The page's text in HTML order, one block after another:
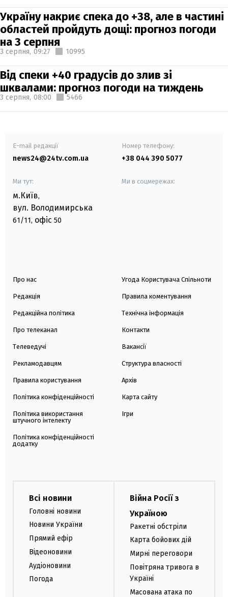
Україну накриє спека до +38, але в частині
областей пройдуть дощі: прогноз погоди
на 3 серпня
3 серпня, 09:27 10995
Від спеки +40 градусів до злив зі
шквалами: прогноз погоди на тиждень
3 серпня, 08:00 5466
E-mail редакції
news24@24tv.com.ua
Номер телефону:
+38 044 390 5077
Ми тут:
м.Київ,
вул. Володимирська
61/11, офіс 50
Ми в соцмережах:
Про нас
Редакція
Редакційна політика
Про телеканал
Телеведучі
Рекламодавцям
Правила користування
Політика конфіденційності
Політика використання
штучного інтелекту
Політика конфіденційності
додатку
Угода Користувача Спільноти
Правила коментування
Технічна інформація
Контакти
Вакансії
Структура власності
Архів
Карта сайту
Ігри
Всі новини
Головні новини
Новини України
Прямий ефір
Відеоновини
Аудіоновини
Погода
Війна Росії з
Україною
Ракетні обстріли
Карта бойових дій
Мирні переговори
Повітряна тривога в
Україні
Масована атака по